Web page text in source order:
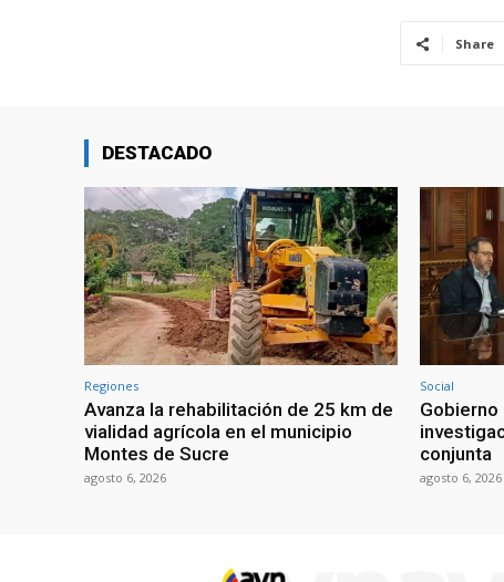
Share
DESTACADO
Regiones
Avanza la rehabilitación de 25 km de
vialidad agrícola en el municipio
Montes de Sucre
agosto 6, 2026
Social
Gobierno
conjunta
agosto 6, 2026